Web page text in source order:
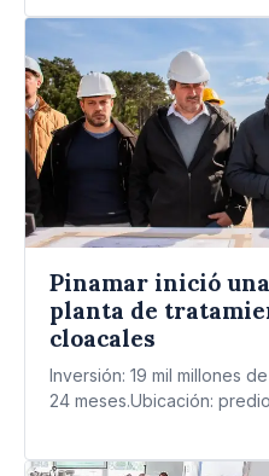
Pinamar inició
planta de
cloacales
Inversión: 19 mil millones
24 meses.Ubicación: